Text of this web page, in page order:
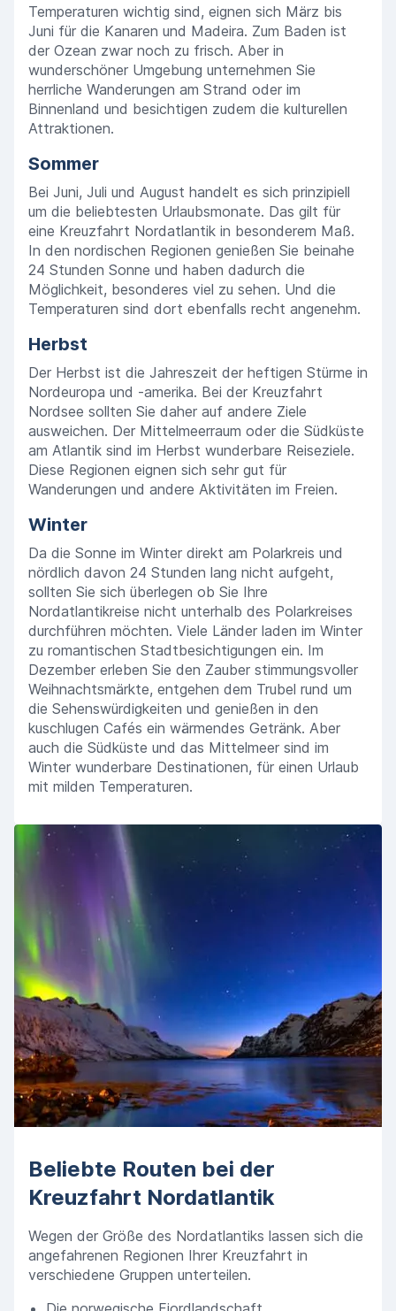
Temperaturen wichtig sind, eignen sich März bis
Juni für die Kanaren und Madeira. Zum Baden ist
der Ozean zwar noch zu frisch. Aber in
wunderschöner Umgebung unternehmen Sie
herrliche Wanderungen am Strand oder im
Binnenland und besichtigen zudem die kulturellen
Attraktionen.
Sommer
Bei Juni, Juli und August handelt es sich prinzipiell
um die beliebtesten Urlaubsmonate. Das gilt für
eine Kreuzfahrt Nordatlantik in besonderem Maß.
In den nordischen Regionen genießen Sie beinahe
24 Stunden Sonne und haben dadurch die
Möglichkeit, besonderes viel zu sehen. Und die
Temperaturen sind dort ebenfalls recht angenehm.
Herbst
Der Herbst ist die Jahreszeit der heftigen Stürme in
Nordeuropa und -amerika. Bei der Kreuzfahrt
Nordsee sollten Sie daher auf andere Ziele
ausweichen. Der Mittelmeerraum oder die Südküste
am Atlantik sind im Herbst wunderbare Reiseziele.
Diese Regionen eignen sich sehr gut für
Wanderungen und andere Aktivitäten im Freien.
Winter
Da die Sonne im Winter direkt am Polarkreis und
nördlich davon 24 Stunden lang nicht aufgeht,
sollten Sie sich überlegen ob Sie Ihre
Nordatlantikreise nicht unterhalb des Polarkreises
durchführen möchten. Viele Länder laden im Winter
zu romantischen Stadtbesichtigungen ein. Im
Dezember erleben Sie den Zauber stimmungsvoller
Weihnachtsmärkte, entgehen dem Trubel rund um
die Sehenswürdigkeiten und genießen in den
kuschlugen Cafés ein wärmendes Getränk. Aber
auch die Südküste und das Mittelmeer sind im
Winter wunderbare Destinationen, für einen Urlaub
mit milden Temperaturen.
Beliebte Routen bei der
Kreuzfahrt Nordatlantik
Wegen der Größe des Nordatlantiks lassen sich die
angefahrenen Regionen Ihrer Kreuzfahrt in
verschiedene Gruppen unterteilen.